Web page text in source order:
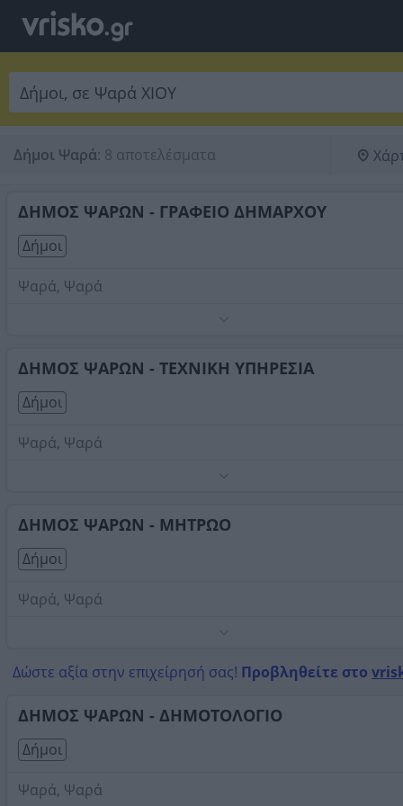
Δήμοι Ψαρά: 8 αποτελέσματα
ΔΗΜΟΣ ΨΑΡΩΝ - ΓΡΑΦΕΙΟ ΔΗΜΑΡΧΟΥ
Δήμοι
Ψαρά, Ψαρά
ΔΗΜΟΣ ΨΑΡΩΝ - ΤΕΧΝΙΚΗ ΥΠΗΡΕΣΙΑ
Δήμοι
Ψαρά, Ψαρά
ΔΗΜΟΣ ΨΑΡΩΝ - ΜΗΤΡΩΟ
Δήμοι
Ψαρά, Ψαρά
Δώστε αξία στην επιχείρησή σας! Προβληθείτε στο
ΔΗΜΟΣ ΨΑΡΩΝ - ΔΗΜΟΤΟΛΟΓΙΟ
Δήμοι
Ψαρά, Ψαρά